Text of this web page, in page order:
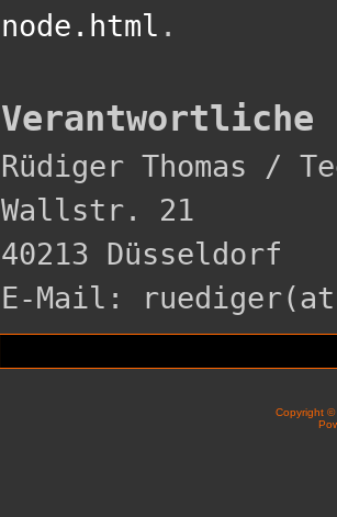
node.html .
Rüdiger Thomas /
Wallstr. 21
40213 Düsseldorf
E-Mail:
Copyright